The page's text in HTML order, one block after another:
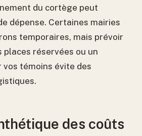
du cortège peut
dépense. Certaines mairies
temporaires, mais prévoir
réservées ou un
vos témoins évite des
des coûts